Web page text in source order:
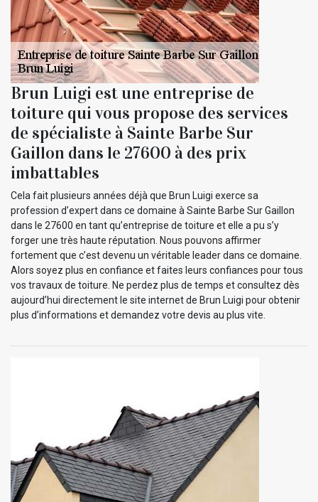
Brun Luigi est une entreprise de
toiture qui vous propose des services
de spécialiste à Sainte Barbe Sur
Gaillon dans le 27600 à des prix
imbattables
Cela fait plusieurs années déjà que Brun Luigi exerce sa
profession d’expert dans ce domaine à Sainte Barbe Sur Gaillon
dans le 27600 en tant qu’entreprise de toiture et elle a pu s’y
forger une très haute réputation. Nous pouvons affirmer
fortement que c’est devenu un véritable leader dans ce domaine.
Alors soyez plus en confiance et faites leurs confiances pour tous
vos travaux de toiture. Ne perdez plus de temps et consultez dès
aujourd’hui directement le site internet de Brun Luigi pour obtenir
plus d’informations et demandez votre devis au plus vite.